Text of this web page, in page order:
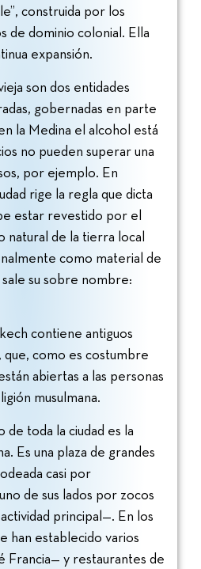
construida por los
de dominio colonial. Ella
expansión.
son dos entidades
gobernadas en parte
la Medina el alcohol está
no pueden superar una
por ejemplo. En
rige la regla que dicta
estar revestido por el
de la tierra local
como material de
su sobre nombre:
contiene antiguos
que, como es costumbre
abiertas a las personas
musulmana.
toda la ciudad es la
Es una plaza de grandes
casi por
de sus lados por zocos
principal—. En los
han establecido varios
Francia— y restaurantes de